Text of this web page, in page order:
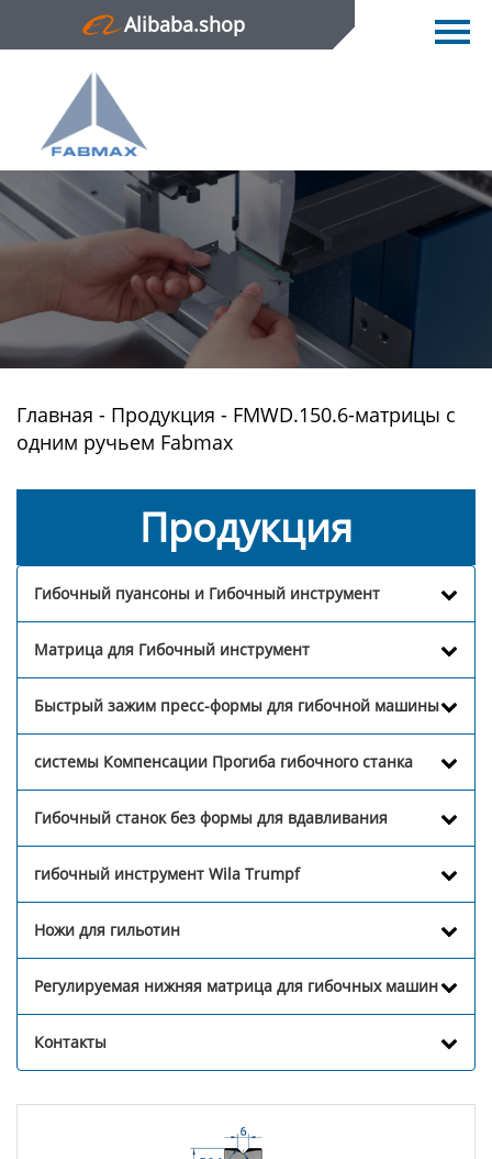
Alibaba.shop
Главная
Продукция
Новости
О нас
Контактная информация
Главная - Продукция - FMWD.150.6-матрицы с
одним ручьем Fabmax
Продукция
Гибочный пуансоны и Гибочный инструмент
Матрица для Гибочный инструмент
Быстрый зажим пресс-формы для гибочной машины
системы Компенсации Прогиба гибочного станка
Гибочный станок без формы для вдавливания
гибочный инструмент Wila Trumpf
Ножи для гильотин
Регулируемая нижняя матрица для гибочных машин
Контакты